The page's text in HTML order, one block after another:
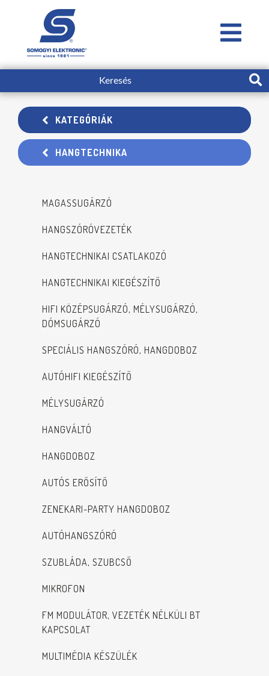
KATEGÓRIÁK
HANGTECHNIKA
MAGASSUGÁRZÓ
HANGSZÓRÓVEZETÉK
HANGTECHNIKAI CSATLAKOZÓ
HANGTECHNIKAI KIEGÉSZÍTŐ
HIFI KÖZÉPSUGÁRZÓ, MÉLYSUGÁRZÓ,
DÓMSUGÁRZÓ
SPECIÁLIS HANGSZÓRÓ, HANGDOBOZ
AUTÓHIFI KIEGÉSZÍTŐ
MÉLYSUGÁRZÓ
HANGVÁLTÓ
HANGDOBOZ
AUTÓS ERŐSÍTŐ
ZENEKARI-PARTY HANGDOBOZ
AUTÓHANGSZÓRÓ
SZUBLÁDA, SZUBCSŐ
MIKROFON
FM MODULÁTOR, VEZETÉK NÉLKÜLI BT
KAPCSOLAT
MULTIMÉDIA KÉSZÜLÉK